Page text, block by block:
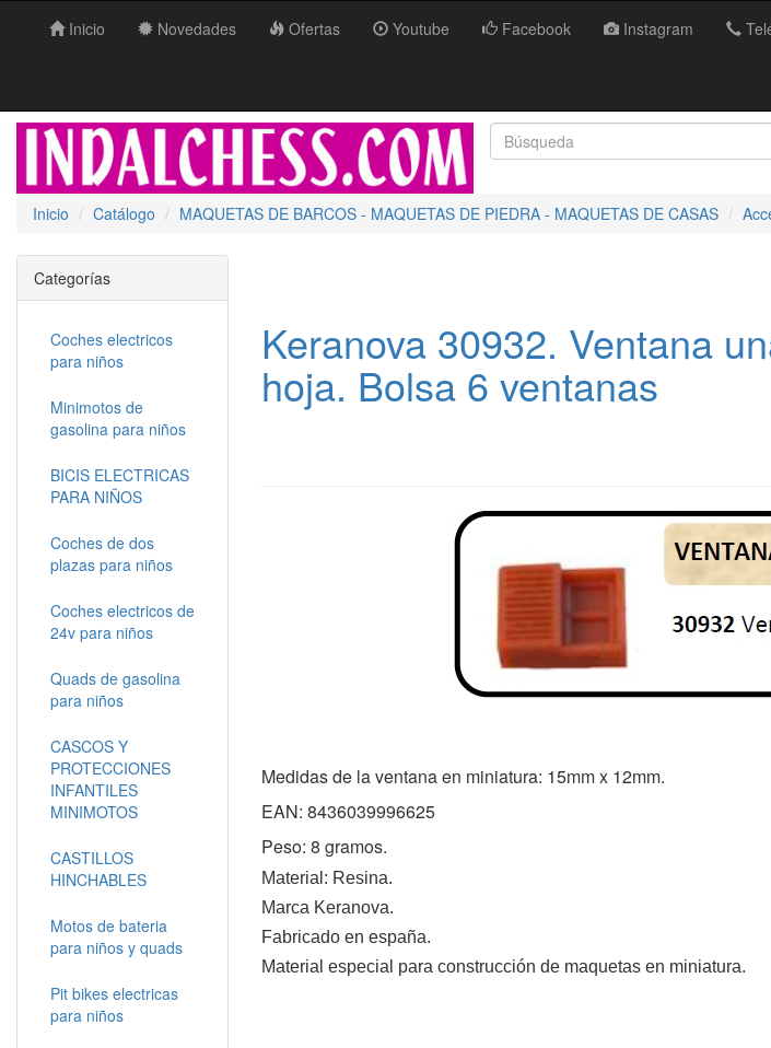
Inicio Novedades Ofertas Youtube Facebook Instagram
Inicio Catálogo MAQUETAS DE BARCOS - MAQUETAS DE PIEDRA - MAQUETAS DE CASAS
Keranova 30932. Ventana
hoja. Bolsa 6 ventanas
Medidas de la ventana en miniatura: 15mm x 12mm.
EAN: 8436039996625
Peso: 8 gramos.
Material: Resina.
Marca Keranova.
Fabricado en españa.
Material especial para construcción de maquetas en miniatura.
Categorías
Coches electricos
para niños
Minimotos de
gasolina para niños
BICIS ELECTRICAS
PARA NIÑOS
Coches de dos
plazas para niños
Coches electricos de
24v para niños
Quads de gasolina
para niños
CASCOS Y
PROTECCIONES
INFANTILES
MINIMOTOS
CASTILLOS
HINCHABLES
Motos de bateria
para niños y quads
Pit bikes electricas
para niños